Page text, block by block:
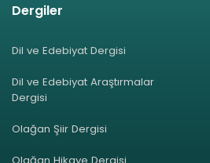
Dergiler
Dil ve Edebiyat Dergisi
Dil ve Edebiyat Araştırmalar
Dergisi
Olağan Şiir Dergisi